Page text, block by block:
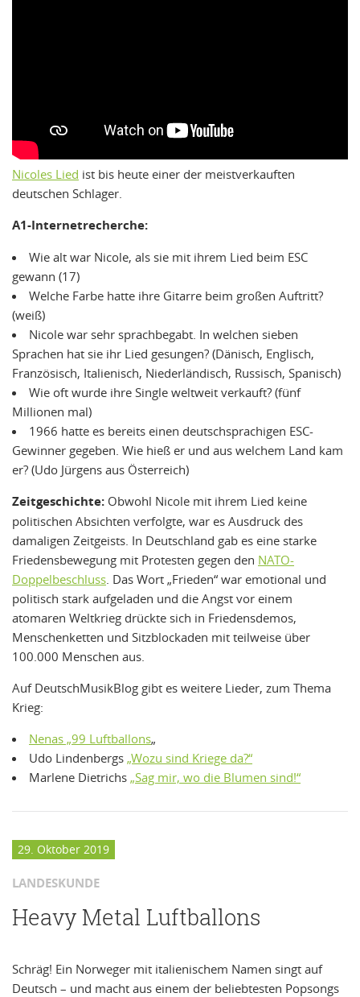
Nicoles Lied ist bis heute einer der meistverkauften
deutschen Schlager.
A1-Internetrecherche:
Wie alt war Nicole, als sie mit ihrem Lied beim ESC
gewann (17)
Welche Farbe hatte ihre Gitarre beim großen Auftritt?
(weiß)
Nicole war sehr sprachbegabt. In welchen sieben
Sprachen hat sie ihr Lied gesungen? (Dänisch, Englisch,
Französisch, Italienisch, Niederländisch, Russisch, Spanisch)
Wie oft wurde ihre Single weltweit verkauft? (fünf
Millionen mal)
1966 hatte es bereits einen deutschsprachigen ESC-
Gewinner gegeben. Wie hieß er und aus welchem Land kam
er? (Udo Jürgens aus Österreich)
Zeitgeschichte: Obwohl Nicole mit ihrem Lied keine
politischen Absichten verfolgte, war es Ausdruck des
damaligen Zeitgeists. In Deutschland gab es eine starke
Friedensbewegung mit Protesten gegen den NATO-
Doppelbeschluss. Das Wort „Frieden“ war emotional und
politisch stark aufgeladen und die Angst vor einem
atomaren Weltkrieg drückte sich in Friedensdemos,
Menschenketten und Sitzblockaden mit teilweise über
100.000 Menschen aus.
Auf DeutschMusikBlog gibt es weitere Lieder, zum Thema
Krieg:
Nenas „99 Luftballons„
Udo Lindenbergs „Wozu sind Kriege da?“
Marlene Dietrichs „Sag mir, wo die Blumen sind!“
29. Oktober 2019
LANDESKUNDE
Heavy Metal Luftballons
Schräg! Ein Norweger mit italienischem Namen singt auf
Deutsch – und macht aus einem der beliebtesten Popsongs